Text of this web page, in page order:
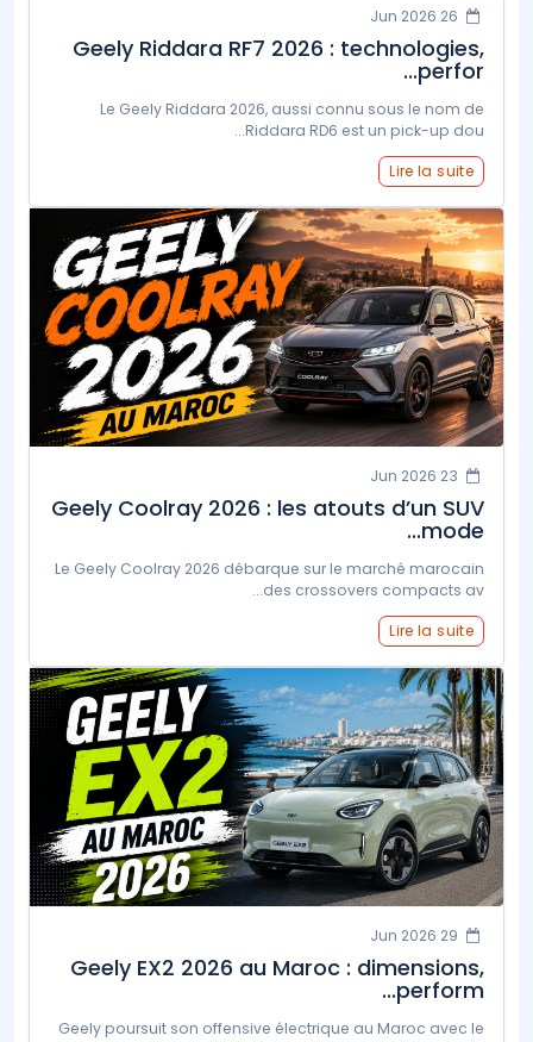
Geely Riddara RF7 2026 : technologies,
perfor...
Le Geely Riddara 2026, aussi connu sous le nom de
Riddara RD6 est un pick-up dou...
Lire la suite
Geely Coolray 2026 : les atouts d’un SUV
mode...
Le Geely Coolray 2026 débarque sur le marché marocain
des crossovers compacts av...
Lire la suite
Geely EX2 2026 au Maroc : dimensions,
perform...
Geely poursuit son offensive électrique au Maroc avec le